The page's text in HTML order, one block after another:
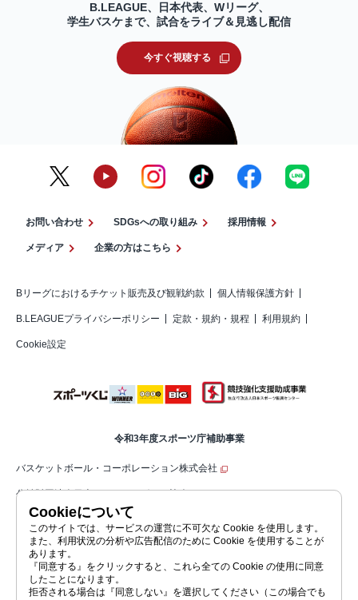
B.LEAGUE、日本代表、Wリーグ、
学生バスケまで、試合をライブ＆見逃し配信
今すぐ視聴する
お問い合わせ SDGsへの取り組み 採用情報
メディア 企業の方はこちら
Bリーグにおけるチケット販売及び観戦約款 個人情報保護方針
B.LEAGUEプライバシーポリシー 定款・規約・規程 利用規約
Cookie設定
令和3年度スポーツ庁補助事業
バスケットボール・コーポレーション株式会社
公益財団法人日本バスケットボール協会（JBA）
公益社団法人ジャパン・プロフェッショナル・バスケットボールリーグ（コ
ーポレートサイト）
公益社団法人ジャパン・プロフェッショナル・バスケットボールリーグ
Cookieについて
このサイトでは、サービスの運営に不可欠な Cookie を使用します。
また、利用状況の分析や広告配信のために Cookie を使用することが
あります。
『同意する』をクリックすると、これら全ての Cookie の使用に同意
したことになります。
拒否される場合は『同意しない』を選択してください（この場合でも